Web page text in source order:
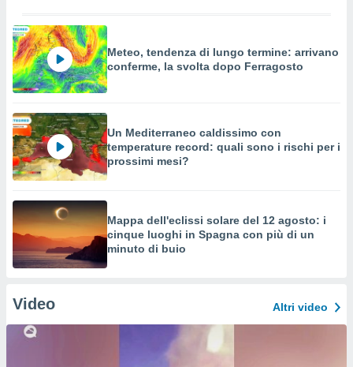
Meteo, tendenza di lungo termine: arrivano
conferme, la svolta dopo Ferragosto
Un Mediterraneo caldissimo con
temperature record: quali sono i rischi per i
prossimi mesi?
Mappa dell'eclissi solare del 12 agosto: i
cinque luoghi in Spagna con più di un
minuto di buio
Video Altri video